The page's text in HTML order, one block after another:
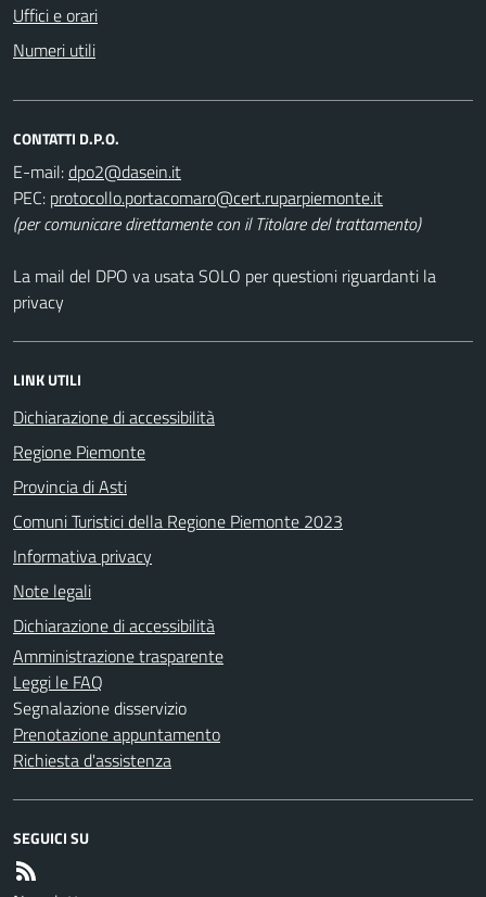
Uffici e orari
Numeri utili
CONTATTI D.P.O.
E-mail:
PEC:
(per comunicare direttamente con il Titolare del trattamento)
La mail del DPO va usata SOLO per questioni riguardanti la
privacy
LINK UTILI
Dichiarazione di accessibilità
Regione Piemonte
Provincia di Asti
Comuni Turistici della Regione Piemonte 2023
Informativa privacy
Note legali
Dichiarazione di accessibilità
Amministrazione trasparente
Leggi le FAQ
Segnalazione disservizio
Prenotazione appuntamento
Richiesta d'assistenza
SEGUICI SU